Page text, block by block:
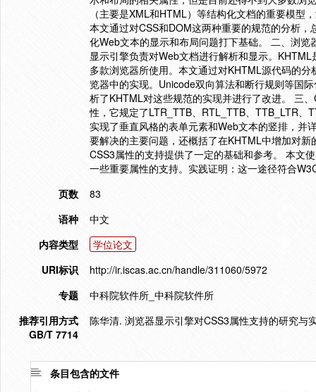
（主要是XML和HTML）等结构化文档的重要模
本文通过对CSS和DOM这两种重要的规范的分析
化Web文本的显示和布局问题打下基础。 二、浏
显示引擎负责对Web文档进行解析和显示。
多款浏览器所使用。本文通过对KHTML源代码的
览器中的实现。Unicode双向算法和断行规则等国
析了KHTML对这些规范的实现并进行了改进。 三
性，它规定了LTR_TTB、RTL_TTB、TTB_LTR
实现了垂直风格的表单元素和Web文本的竖排，并
要解决的主要问题，还概括了在KHTML中增加对
CSS3属性的支持提供了一定的基础和参考。 本文
一些重要属性的支持。实践证明：这一途径符合
页数
83
语种
中文
内容类型
学位论文
URI标识
http://ir.iscas.ac.cn/handle/311060/5972
专题
中科院软件所_中科院软件所
推荐引用方式
GB/T 7714
陈华清. 浏览器显示引擎对CSS3属性支持的研究
条目包含的文件